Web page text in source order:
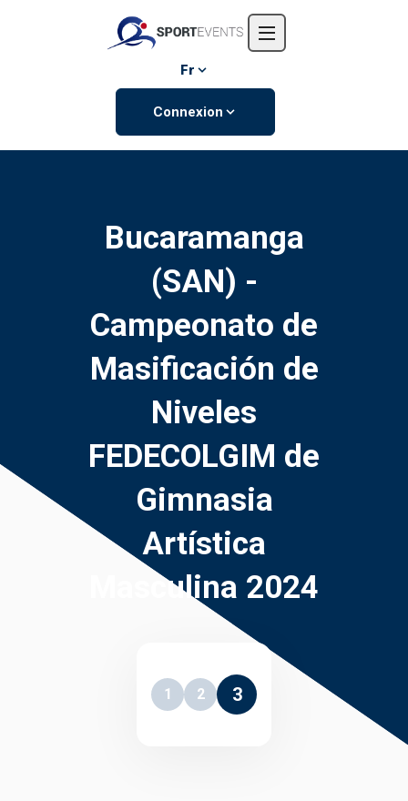
L'entreprise
Événements
Fr
Connexion
Bucaramanga
(SAN) -
Campeonato de
Masificación de
Niveles
FEDECOLGIM de
Gimnasia
Artística
Masculina 2024
1 2 3